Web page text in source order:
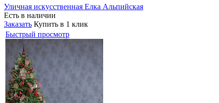
Уличная искусственная Елка Альпийская
Есть в наличии
Заказать Купить в 1 клик
Быстрый просмотр